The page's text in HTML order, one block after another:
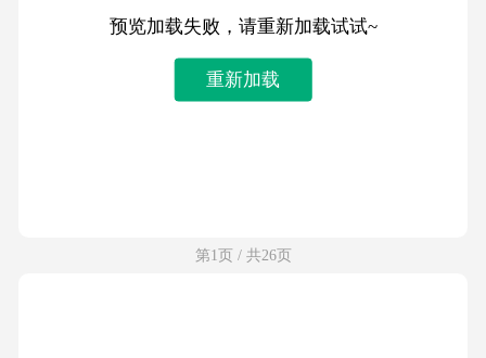
预览加载失败，请重新加载试试~
重新加载
第1页 / 共26页